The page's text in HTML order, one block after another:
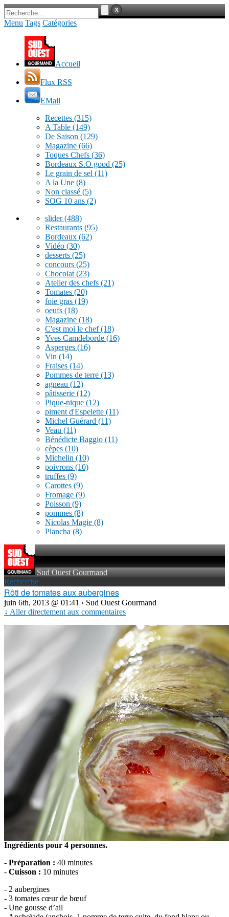
Menu Tags Catégories
Accueil
Flux RSS
EMail
Recettes (315)
A Table (149)
De Saison (129)
Magazine (66)
Toques Chefs (36)
Bordeaux S.O good (25)
Le grain de sel (11)
A la Une (8)
Non classé (5)
SOG 10 ans (2)
slider(488)
Restaurants (95)
Bordeaux (62)
Vidéo (30)
desserts (25)
concours (25)
Chocolat (23)
Atelier des chefs (21)
Tomates (20)
foie gras (19)
oeufs (18)
Magazine (18)
C'est moi le chef(18)
Yves Camdeborde (16)
Asperges (16)
Vin (14)
Fraises (14)
Pommes de terre (13)
agneau (12)
pâtisserie (12)
Pique-nique (12)
piment d'Espelette (11)
Michel Guérard (11)
Veau (11)
Bénédicte Baggio (11)
cèpes (10)
Michelin (10)
poivrons (10)
truffes (9)
Carottes (9)
Fromage (9)
Poisson (9)
pommes (8)
Nicolas Magie (8)
Plancha (8)
Sud Ouest Gourmand
Recherche
Rôti de tomates aux aubergines
juin 6th, 2013 @ 01:41 › Sud Ouest Gourmand
↓ Aller directement aux commentaires
Ingrédients pour 4 personnes.
- Préparation : 40 minutes
- Cuisson : 10 minutes
- 2 aubergines
- 3 tomates cœur de bœuf
- Une gousse d’ail